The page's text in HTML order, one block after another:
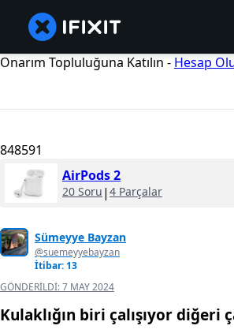
Onarım Topluluğuna Katılın - Hesap
848591
AirPods 2
20 Soru | 4 Parçalar
Sümeyye Bayzan
@suemeyyebayzan
İtibar: 13
GÖNDERILDI:7 MAY 2024
Kulaklığın biri çalışıyor diğeri